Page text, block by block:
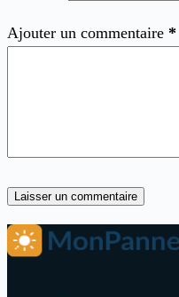
Ajouter un commentaire *
Laisser un commentaire